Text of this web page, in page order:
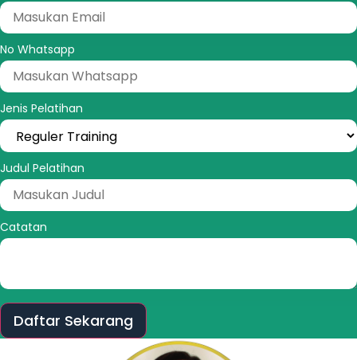
No Whatsapp
Jenis Pelatihan
Judul Pelatihan
Catatan
Daftar Sekarang